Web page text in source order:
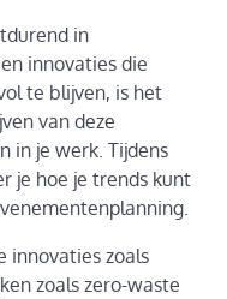
in
innovaties die
te blijven, is het
van deze
in je werk. Tijdens
je hoe je trends kunt
innovaties zoals
zoals zero-waste